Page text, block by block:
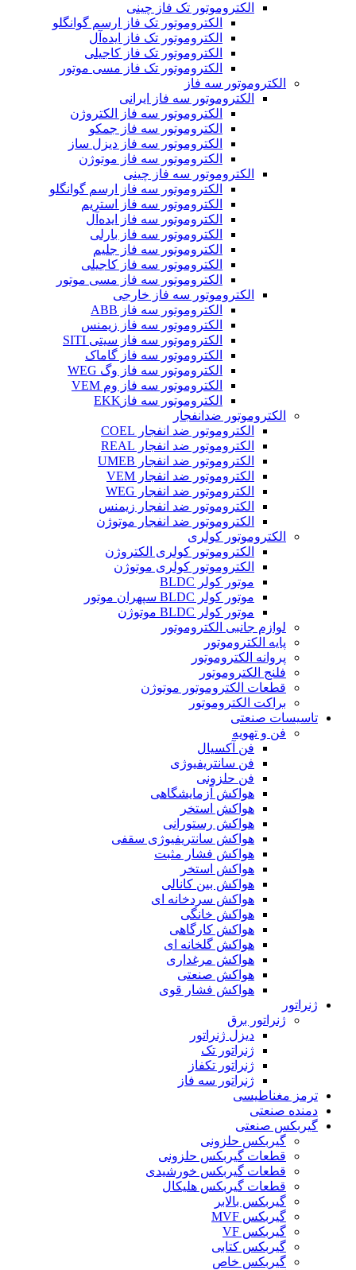
الکتروموتور تک فاز چینی
الکتروموتور تک فاز ارسم گوانگلو
الکتروموتور تک فاز ایده‌آل
الکتروموتور تک فاز کاجیلی
الکتروموتور تک فاز مسی موتور
الکتروموتور سه فاز
الکتروموتور سه فاز ایرانی
الکتروموتور سه فاز الکتروژن
الکتروموتور سه فاز جمکو
الکتروموتور سه فاز دیزل ساز
الکتروموتور سه فاز موتوژن
الکتروموتور سه فاز چینی
الکتروموتور سه فاز ارسم گوانگلو
الکتروموتور سه فاز استریم
الکتروموتور سه فاز ایده‌آل
الکتروموتور سه فاز بارلی
الکتروموتور سه فاز جلیم
الکتروموتور سه فاز کاجیلی
الکتروموتور سه فاز مسی موتور
الکتروموتور سه فاز خارجی
الکتروموتور سه فاز ABB
الکتروموتور سه فاز زیمنس
الکتروموتور سه فاز سیتی SITI
الکتروموتور سه فاز گاماک
الکتروموتور سه فاز وگ WEG
الکتروموتور سه فاز وم VEM
الکتروموتور سه فازEKK
الکتروموتور ضدانفجار
الکتروموتور ضد انفجار COEL
الکتروموتور ضد انفجار REAL
الکتروموتور ضد انفجار UMEB
الکتروموتور ضد انفجار VEM
الکتروموتور ضد انفجار WEG
الکتروموتور ضد انفجار زیمنس
الکتروموتور ضد انفجار موتوژن
الکتروموتور کولری
الکتروموتور کولری الکتروژن
الکتروموتور کولری موتوژن
موتور کولر BLDC
موتور کولر BLDC سپهران موتور
موتور کولر BLDC موتوژن
لوازم جانبی الکتروموتور
پایه الکتروموتور
پروانه الکتروموتور
فلنج الکتروموتور
قطعات الکتروموتور موتوژن
براکت الکتروموتور
تاسیسات صنعتی
فن و تهویه
فن آکسیال
فن سانتریفیوژی
فن حلزونی
هواکش آزمایشگاهی
هواکش استخر
هواکش رستورانی
هواکش سانتریفیوژی سقفی
هواکش فشار مثبت
هواکش استخر
هواکش بین کانالی
هواکش سردخانه ای
هواکش خانگی
هواکش کارگاهی
هواکش گلخانه ای
هواکش مرغداری
هواکش صنعتی
هواکش فشار قوی
ژنراتور
ژنراتور برق
دیزل ژنراتور
ژنراتور تک
ژنراتور تکفاز
ژنراتور سه فاز
ترمز مغناطیسی
دمنده صنعتی
گیربکس صنعتی
گیربکس حلزونی
قطعات گيربکس حلزونی
قطعات گيربکس خورشيدی
قطعات گیربکس هلیکال
گيربکس بالابر
گیربکس MVF
گیربکس VF
گیربکس کتابی
گیربکس خاص